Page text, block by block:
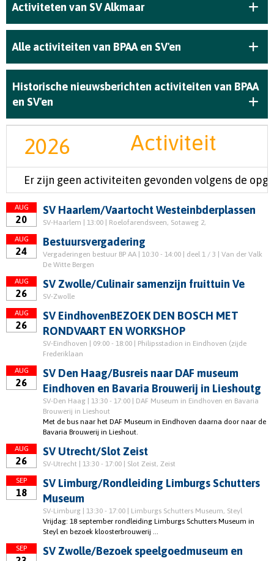
Activiteten van SV Alkmaar
Alle activiteiten van BPAA en SV'en
Historische nieuwsberichten activiteiten van BPAA
en SV'en
2026 Activiteit
Er zijn geen activiteiten gevonden volgens de
AUG
20
SV Haarlem/Vaartocht Westeinbderplassen
SV-Haarlem | 13:00 | Roelofarendsveen, Sotaweg 2,
AUG
24
Bestuursvergadering
Vergaderingen bestuur BP AA | 10:30 - 14:00 | deel 1 / 3 | Van der Valk
De Witte Bergen
AUG
26
SV Zwolle/Culinair samenzijn fruittuin Ve
SV-Zwolle
AUG
26
SV EindhovenBEZOEK DEN BOSCH MET
RONDVAART EN WORKSHOP
SV-Eindhoven | 09:00 - 18:00 | Philipsstadion in Eindhoven (zijde
Frederiklaan
AUG
26
SV Den Haag/Busreis naar DAF museum
Eindhoven en Bavaria Brouwerij in Lieshoutg
SV-Den Haag | 13:30 - 17:00 | DAF Museum in Eindhoven en Bavaria
Brouwerij in Lieshout
Met de bus naar het DAF Museum in Eindhoven daarna door naar de
Bavaria Brouwerij in Lieshout.
AUG
26
SV Utrecht/Slot Zeist
SV-Utrecht | 13:30 - 17:00 | Slot Zeist, Zeist
SEP
18
SV Limburg/Rondleiding Limburgs Schutters
Museum
SV-Limburg | 13:30 - 17:00 | Limburgs Schutters Museum, Steyl
Vrijdag: 18 september rondleiding Limburgs Schutters Museum in
Steyl en bezoek kloosterbrouwerij ...
SEP
SV Zwolle/Bezoek speelgoedmuseum en